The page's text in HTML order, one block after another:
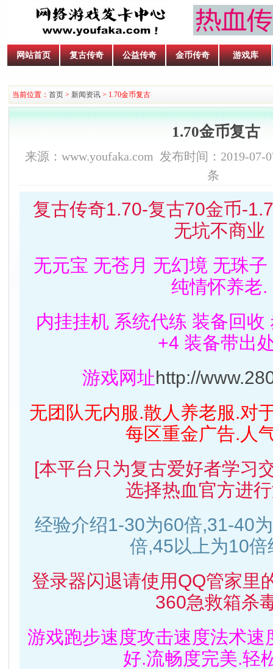
网站首页 复古传奇 公益传奇 金币传奇 游戏库
当前位置： 首页 > 新闻资讯 > 1.70金币复古
1.70金币复古
来源：www.youfaka.com 发布时间：2019-07-
条
复古传奇1.70-复古70金币-
无坑不商业
无元宝 无苍月 无幻境 无珠
纯情怀养老.
内挂挂机 系统代练 装备回收
+4 装备带出
游戏网址http://
无团队无内服.散人养老服.对
每区重金广告.人
[本平台只为复古爱好者学习
选择热血官方进
经验介绍1-30为60倍,31-40
倍,45以上为10倍
登录器闪退请使用QQ管家里
360急救箱杀
游戏跑步速度攻击速度法术速
好.流畅度完美.轻